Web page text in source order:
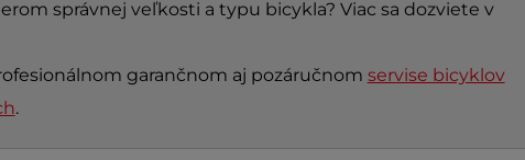
správnej veľkosti a typu bicykla? Viac sa dozviete v
garančnom aj pozáručnom servise bicyklov
.